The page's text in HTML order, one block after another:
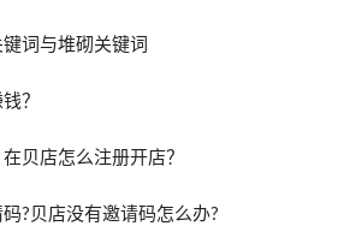
词与堆砌关键词
？
贝店怎么注册开店？
?贝店没有邀请码怎么办?